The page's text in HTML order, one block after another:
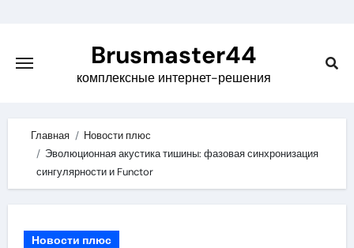
content
Brusmaster44
комплексные интернет-решения
Главная
Новости плюс
Эволюционная акустика тишины: фазовая синхронизация
сингулярности и Functor
Новости плюс